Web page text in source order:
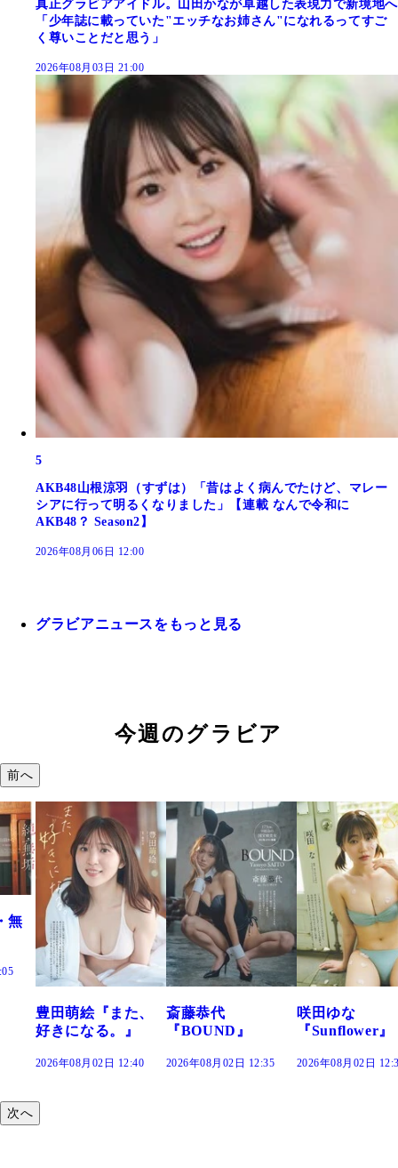
真正グラビアアイドル。山田かなが卓越した表現力で新境地へ
「少年誌に載っていた"エッチなお姉さん"になれるってすご
く尊いことだと思う」
2026年08月03日 21:00
5
AKB48山根涼羽（すずは）「昔はよく病んでたけど、マレー
シアに行って明るくなりました」【連載 なんで令和に
AKB48？ Season2】
2026年08月06日 12:00
グラビアニュースをもっと見る
今週のグラビア
前へ
斎藤恭代
『BOUND』
2026年08月02日 12:35
咲田ゆな
『Sunflower』
2026年08月02日 12:30
藤水咲桜『花
だまり』
2026年08月02日
次へ